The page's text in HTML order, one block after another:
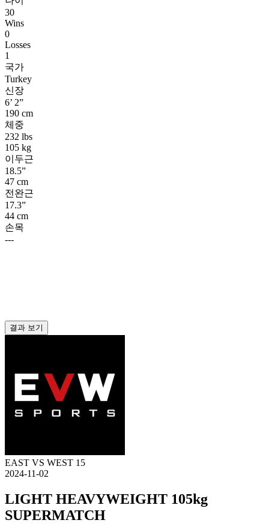
30
Wins
0
Losses
1
국가
Turkey
신장
6’ 2”
190 cm
체중
232 lbs
105 kg
이두근
18.5”
47 cm
전완근
17.3”
44 cm
손목
---
결과 보기
EAST VS WEST 15
2024-11-02
LIGHT HEAVYWEIGHT 105kg
SUPERMATCH